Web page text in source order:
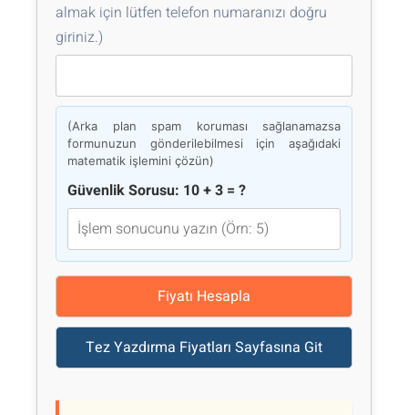
almak için lütfen telefon numaranızı doğru
giriniz.)
(Arka plan spam koruması sağlanamazsa
formunuzun gönderilebilmesi için aşağıdaki
matematik işlemini çözün)
Güvenlik Sorusu: 10 + 3 = ?
Fiyatı Hesapla
Tez Yazdırma Fiyatları Sayfasına Git